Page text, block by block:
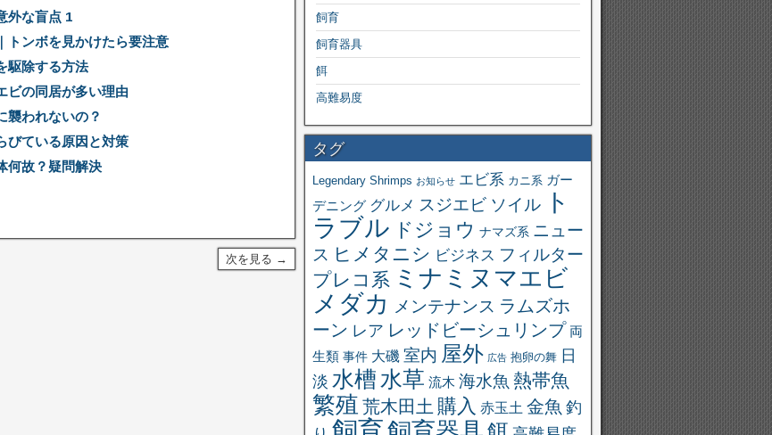
外な盲点 1
トンボを見かけたら要注意
駆除する方法
ビの同居が多い理由
襲われないの？
びている原因と対策
何故？疑問解決
次を見る →
飼育
飼育器具
餌
高難易度
タグ
Legendary Shrimps お知らせ エビ系 カニ系 ガー
デニング グルメ スジエビ ソイル
ト
ラブル ドジョウ ナマズ系 ニュー
ス ヒメタニシ ビジネス フィルター
プレコ系 ミナミヌマエビ
メダカ メンテナンス ラムズホ
ーン レア レッドビーシュリンプ 両
生類 事件 大磯 室内 屋外 広告 抱卵の舞 日
淡 水槽 水草 流木 海水魚 熱帯魚
繁殖 荒木田土 購入 赤玉土 金魚 釣